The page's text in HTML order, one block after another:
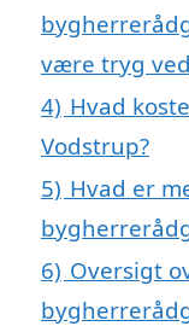
være tryg ved
4) Hvad
Vodstrup?
5) Hvad er
6) Oversigt